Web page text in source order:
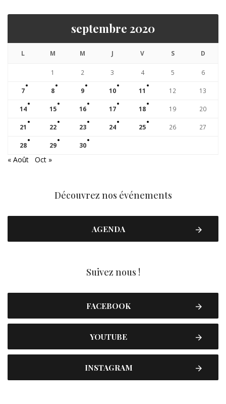
septembre 2020
L M M J V S D
1 2 3 4 5 6
7 8 9 10 11 12 13
14 15 16 17 18 19 20
21 22 23 24 25 26 27
28 29 30
« Août Oct »
Découvrez nos événements
AGENDA
Suivez nous !
FACEBOOK
YOUTUBE
INSTAGRAM